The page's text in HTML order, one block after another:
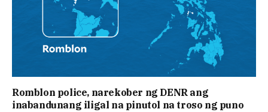
Romblon police, narekober ng DENR ang
inabandunang iligal na pinutol na troso ng puno